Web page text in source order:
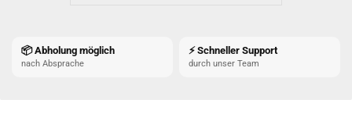
📦 Abholung möglich
nach Absprache
⚡ Schneller Support
durch unser Team